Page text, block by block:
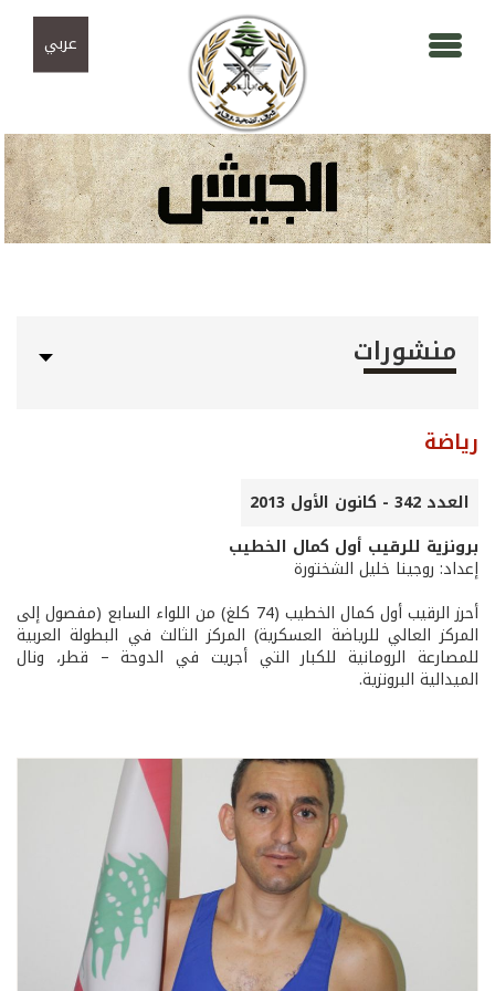
عربي
منشورات
رياضة
العدد 342 - كانون الأول 2013
برونزية للرقيب أول كمال الخطيب
إعداد: روجينا خليل الشختورة
أحرز الرقيب أول كمال الخطيب (74 كلغ) من اللواء السابع (مفصول إلى
المركز العالي للرياضة العسكرية) المركز الثالث في البطولة العربية
للمصارعة الرومانية للكبار التي أجريت في الدوحة – قطر، ونال
الميدالية البرونزية.